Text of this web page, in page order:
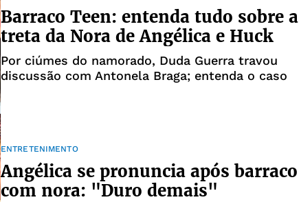
Barraco Teen: entenda tudo sobre a
treta da Nora de Angélica e Huck
Por ciúmes do namorado, Duda Guerra travou
discussão com Antonela Braga; entenda o caso
ENTRETENIMENTO
Angélica se pronuncia após barraco
com nora: "Duro demais"